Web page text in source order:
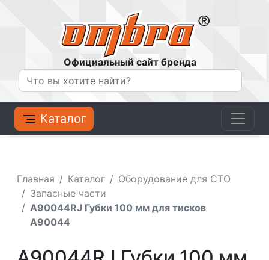
Официальный сайт бренда
Каталог
Главная Каталог
Оборудование для СТО
Запасные части
A90044RJ Губки 100 мм для тисков
A90044